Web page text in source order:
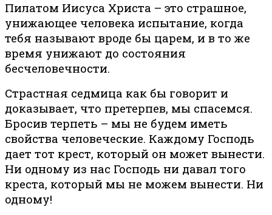
Пилатом Иисуса Христа – это страшное,
унижающее человека испытание, когда
тебя называют вроде бы царем, и в то же
время унижают до состояния
бесчеловечности.
Страстная седмица как бы говорит и
доказывает, что претерпев, мы спасемся.
Бросив терпеть – мы не будем иметь
свойства человеческие. Каждому Господь
дает тот крест, который он может вынести.
Ни одному из нас Господь ни давал того
креста, который мы не можем вынести. Ни
одному!